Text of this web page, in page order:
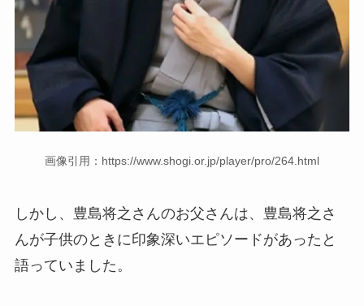
画像引用：https://www.shogi.or.jp/player/pro/264.html
しかし、豊島将之さんのお父さんは、豊島将之さ
んが子供のときに印象深いエピソードがあったと
語っていました。